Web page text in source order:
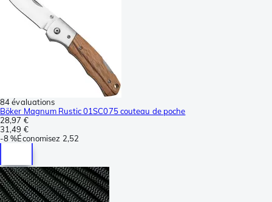
84 évaluations
Böker Magnum Rustic 01SC075 couteau de poche
28,97 €
31,49 €
-8 %Économisez 2,52